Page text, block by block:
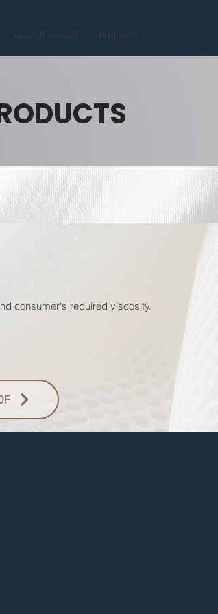
الصفحة الرئيسية Projects
consumer's required viscosity.